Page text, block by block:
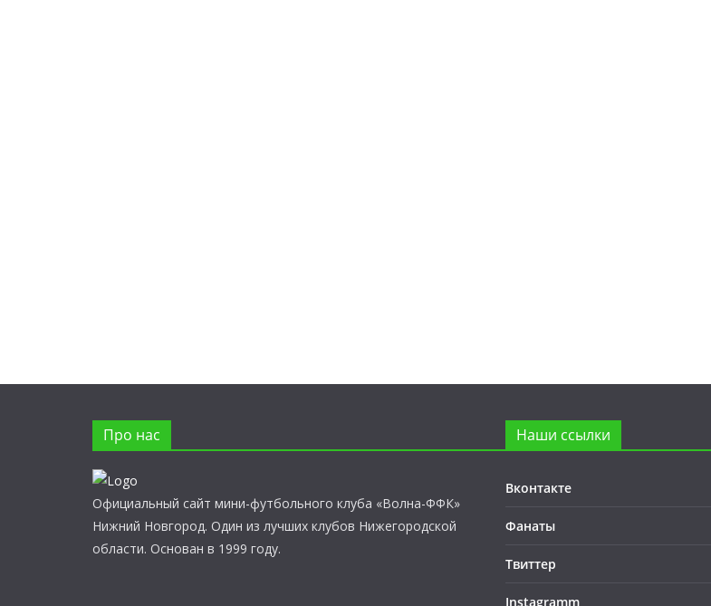
Про нас
Официальный сайт мини-футбольного клуба «Волна-ФФК»
Нижний Новгород. Один из лучших клубов Нижегородской
области. Основан в 1999 году.
Наши ссылки
Вконтакте
Фанаты
Твиттер
Instagramm